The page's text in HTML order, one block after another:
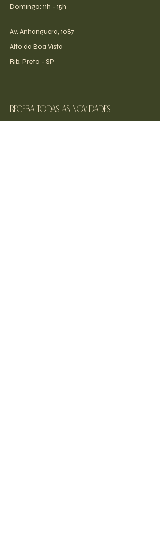
​Domingo: 11h - 15h
Av. Anhanguera, 1087
Alto da Boa Vista
Rib. Preto - SP
receba todas as novidades!